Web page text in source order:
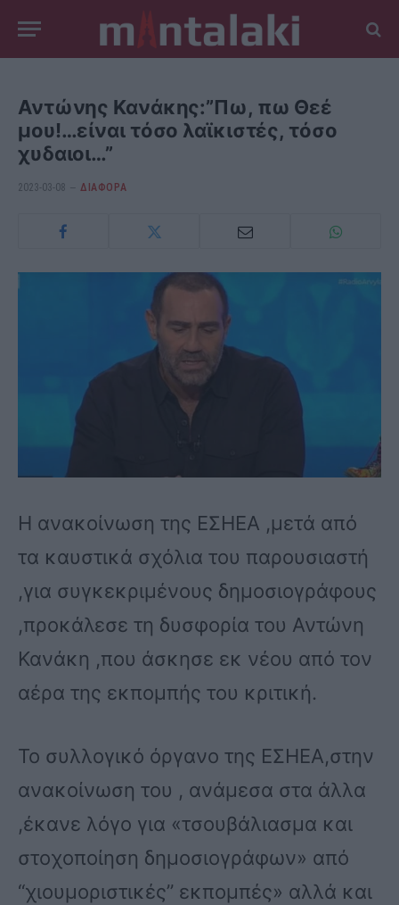
Αντώνης Κανάκης:”Πω, πω Θεέ
μου!…είναι τόσο λαϊκιστές, τόσο
χυδαιοι…”
2023-03-08 ΔΙΆΦΟΡΑ
Η ανακοίνωση της ΕΣΗΕΑ ,μετά από
τα καυστικά σχόλια του παρουσιαστή
,για συγκεκριμένους δημοσιογράφους
,προκάλεσε τη δυσφορία του Αντώνη
Κανάκη ,που άσκησε εκ νέου από τον
αέρα της εκπομπής του κριτική.
Το συλλογικό όργανο της ΕΣΗΕΑ,στην
ανακοίνωση του , ανάμεσα στα άλλα
,έκανε λόγο για «τσουβάλιασμα και
στοχοποίηση δημοσιογράφων» από
“χιουμοριστικές” εκπομπές» αλλά και